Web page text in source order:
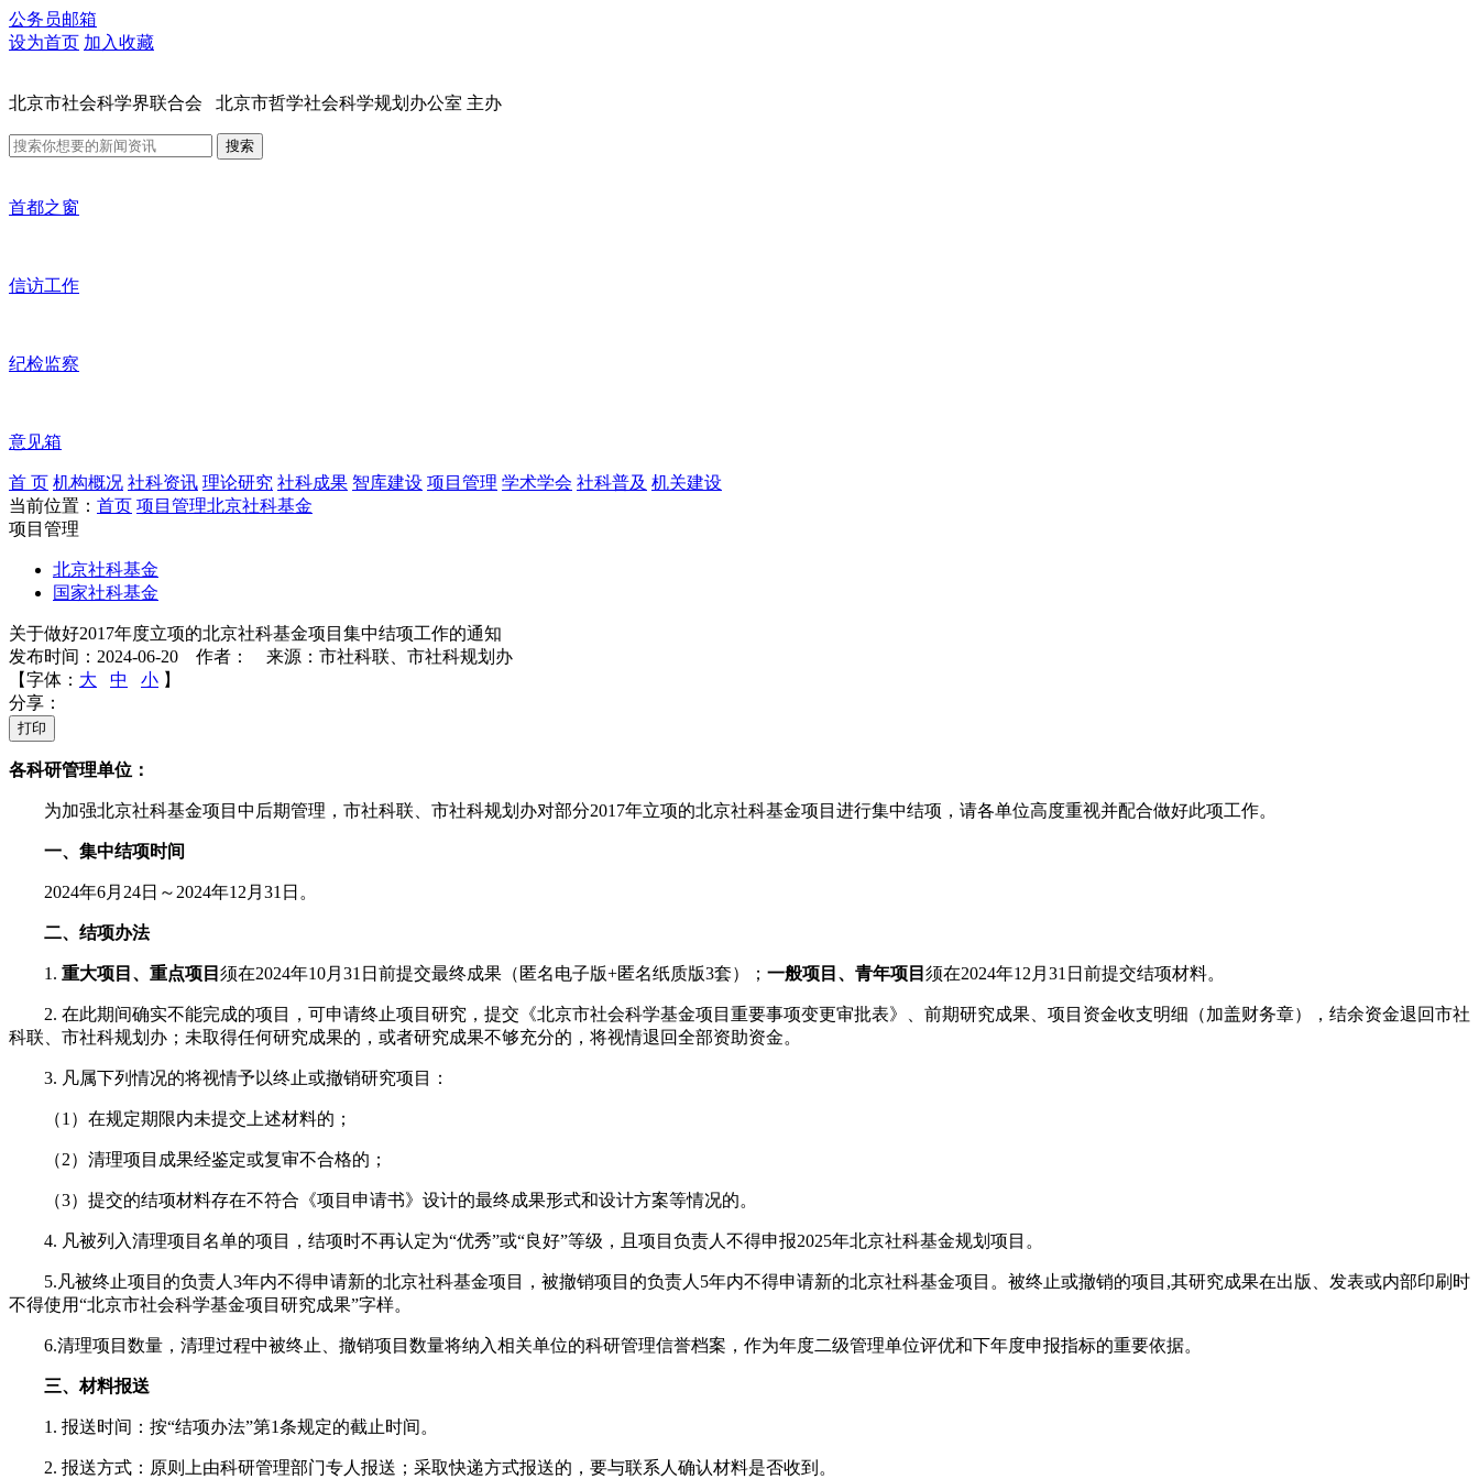
公务员邮箱
设为首页 加入收藏
北京市社会科学界联合会 北京市哲学社会科学规划办公室 主办
搜索
首都之窗
信访工作
纪检监察
意见箱
首 页 机构概况 社科资讯 理论研究 社科成果 智库建设 项目管理 学术学会 社科普及 机关建设
当前位置： 首页 项目管理北京社科基金
项目管理
北京社科基金
国家社科基金
关于做好2017年度立项的北京社科基金项目集中结项工作的通知
发布时间：2024-06-20 作者： 来源：市社科联、市社科规划办
【字体： 大 中 小 】
分享：
打印
各科研管理单位：
为加强北京社科基金项目中后期管理，市社科联、市社科规划办对部分2017年立项的北京社科基金项目进行集中结项，请各单位高度重视并配合做好此项工作。
一、集中结项时间
2024年6月24日～2024年12月31日。
二、结项办法
1. 重大项目、重点项目 须在2024年10月31日前提交最终成果（匿名电子版+匿名纸质版3套）； 一般项目、青年项目 须在2024年12月31日前提交结项材料。
2. 在此期间确实不能完成的项目，可申请终止项目研究，提交《北京市社会科学基金项目重要事项变更审批表》、前期研究成果、项目资金收支明细（加盖财务章），结余资金退回市社
科联、市社科规划办；未取得任何研究成果的，或者研究成果不够充分的，将视情退回全部资助资金。
3. 凡属下列情况的将视情予以终止或撤销研究项目：
（1）在规定期限内未提交上述材料的；
（2）清理项目成果经鉴定或复审不合格的；
（3）提交的结项材料存在不符合《项目申请书》设计的最终成果形式和设计方案等情况的。
4. 凡被列入清理项目名单的项目，结项时不再认定为“优秀”或“良好”等级，且项目负责人不得申报2025年北京社科基金规划项目。
5.凡被终止项目的负责人3年内不得申请新的北京社科基金项目，被撤销项目的负责人5年内不得申请新的北京社科基金项目。被终止或撤销的项目,其研究成果在出版、发表或内部印刷时
不得使用“北京市社会科学基金项目研究成果”字样。
6.清理项目数量，清理过程中被终止、撤销项目数量将纳入相关单位的科研管理信誉档案，作为年度二级管理单位评优和下年度申报指标的重要依据。
三、材料报送
1. 报送时间：按“结项办法”第1条规定的截止时间。
2. 报送方式：原则上由科研管理部门专人报送；采取快递方式报送的，要与联系人确认材料是否收到。